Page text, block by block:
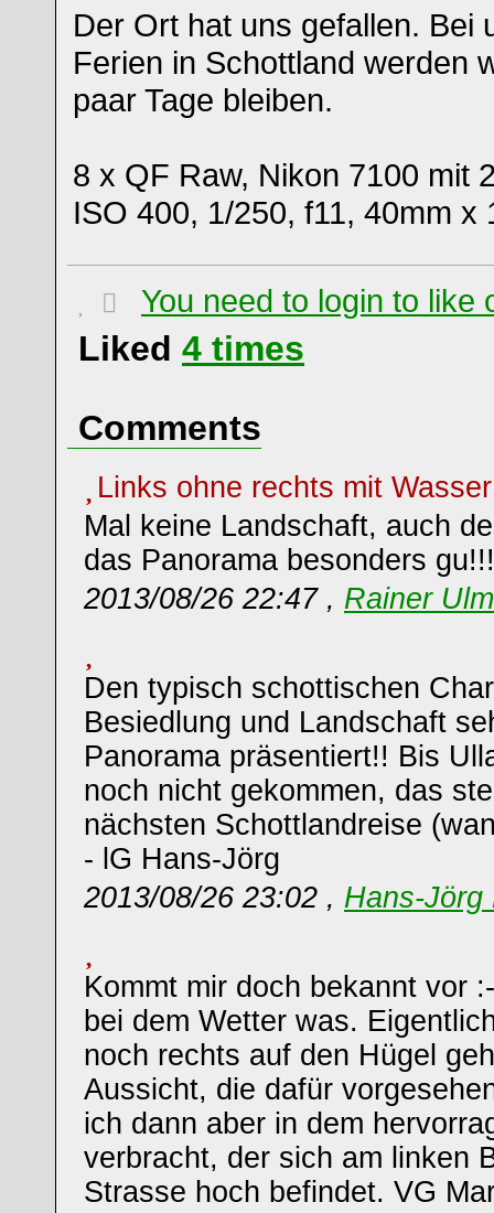
Der Ort hat uns gefallen. Bei
Ferien in Schottland werden
paar Tage bleiben.
8 x QF Raw, Nikon 7100 mit
ISO 400, 1/250, f11, 40mm x
You need to login to like
Liked 4 times
Comments
Links ohne rechts mit
Mal keine Landschaft, auch
das Panorama besonders gu!!!
2013/08/26 22:47 , Rainer Ulm
Den typisch schottischen
Besiedlung und Landschaft
Panorama präsentiert!! Bis
noch nicht gekommen, das
nächsten Schottlandreise
- lG Hans-Jörg
2013/08/26 23:02 , Hans-Jörg
Kommt mir doch bekannt vor
bei dem Wetter was.
noch rechts auf den Hügel
Aussicht, die dafür
ich dann aber in dem
verbracht, der sich am linken
Strasse hoch befindet. VG